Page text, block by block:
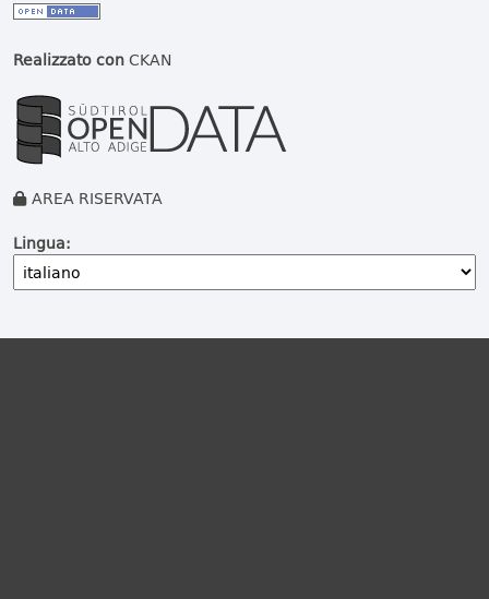
Realizzato conCKAN
AREA RISERVATA
Lingua